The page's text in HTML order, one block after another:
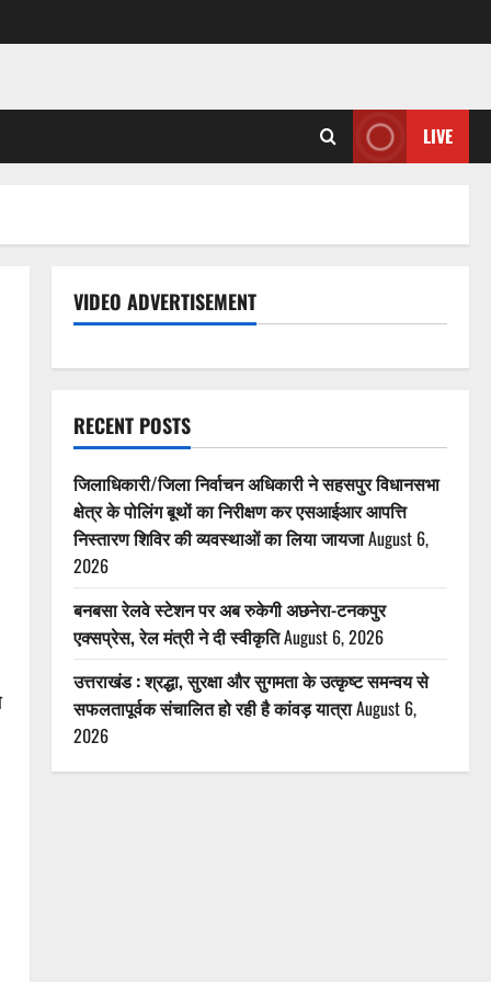
LIVE
VIDEO ADVERTISEMENT
RECENT POSTS
जिलाधिकारी/जिला निर्वाचन अधिकारी ने सहसपुर विधानसभा
क्षेत्र के पोलिंग बूथों का निरीक्षण कर एसआईआर आपत्ति
निस्तारण शिविर की व्यवस्थाओं का लिया जायजाAugust 6,
2026
बनबसा रेलवे स्टेशन पर अब रुकेगी अछनेरा-टनकपुर
एक्सप्रेस, रेल मंत्री ने दी स्वीकृतिAugust 6, 2026
उत्तराखंड : श्रद्धा, सुरक्षा और सुगमता के उत्कृष्ट समन्वय से
सफलतापूर्वक संचालित हो रही है कांवड़ यात्राAugust 6,
2026